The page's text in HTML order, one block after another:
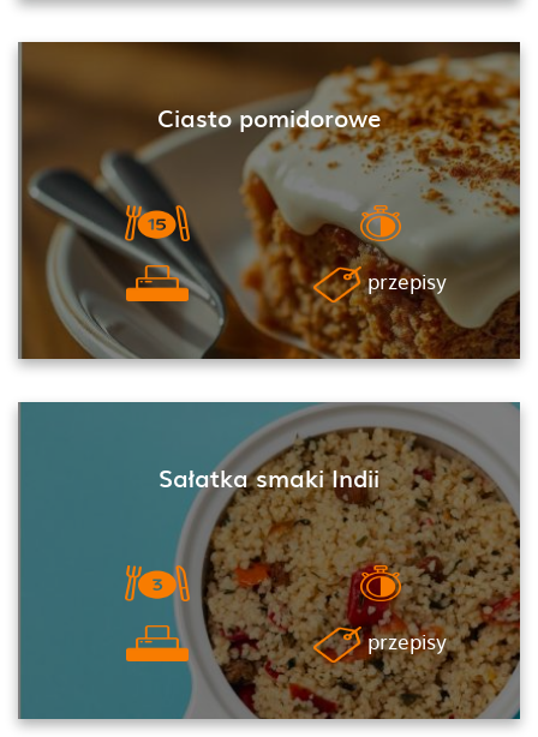
Ciasto pomidorowe
przepisy
Sałatka smaki Indii
przepisy